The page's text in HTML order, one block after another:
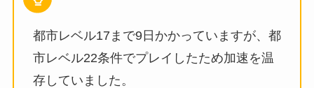
都市レベル17まで9日かかっていますが、都
市レベル22条件でプレイしたため加速を温
存していました。